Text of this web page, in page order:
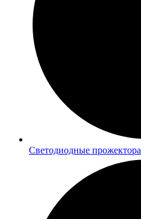
Светодиодные прожектора